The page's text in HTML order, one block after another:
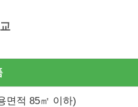
면적 85㎡ 이하)